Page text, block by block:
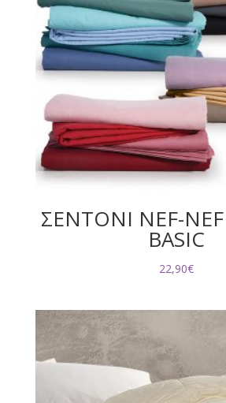
ΣΕΝΤΟΝΙ NEF-
BASIC
22,90€